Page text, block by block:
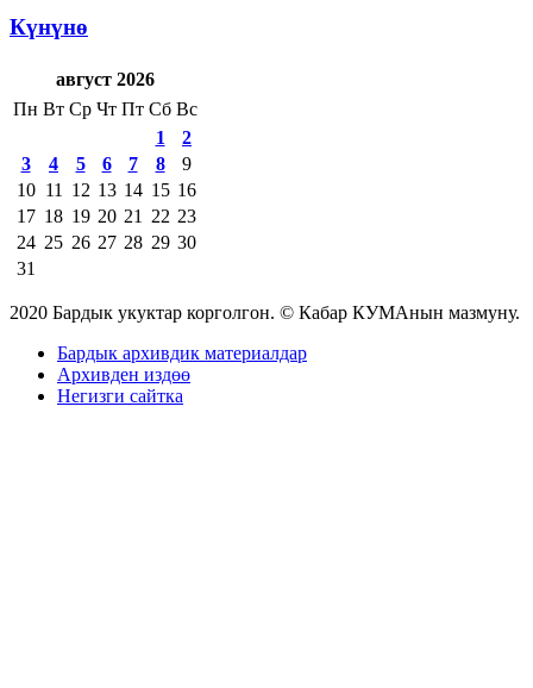
Күнүнө
август 2026
Пн Вт Ср Чт Пт Сб Вс
1
2
3
4 5 6 7 8
9
10 11 12 13 14 15 16
17 18 19 20 21 22 23
24 25 26 27 28 29 30
31
2020 Бардык укуктар корголгон. © Кабар КУМАнын мазмуну.
Бардык архивдик материалдар
Архивден издөө
Негизги сайтка